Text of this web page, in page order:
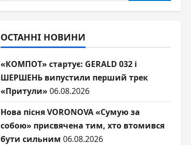
ОСТАННІ НОВИНИ
«КОМПОТ» стартує: GERALD 032 і
ШЕРШЕНЬ випустили перший трек
«Притули» 06.08.2026
Нова пісня VORONOVA «Сумую за
собою» присвячена тим, хто втомився
бути сильним 06.08.2026